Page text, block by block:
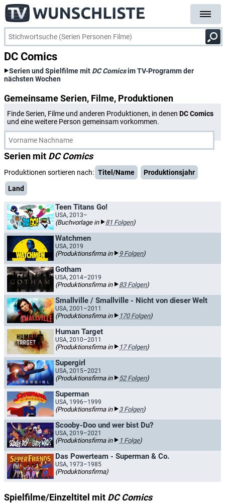
DC Comics
Serien und Spielfilme mit DC Comicsim TV-Programm der
nächsten Wochen
Gemeinsame Serien, Filme, Produktionen
Finde Serien, Filme und anderen Produktionen, in denen DC Comics
und eine weitere Person gemeinsam vorkommen.
Serien mit DC Comics
Produktionen sortieren nach: Titel/Name
Produktionsjahr
Land
Teen Titans Go!
USA, 2013–
(Buchvorlage in 81 Folgen)
Watchmen
USA, 2019
(Produktionsfirma in 9 Folgen)
Gotham
USA, 2014–2019
(Produktionsfirma in 83 Folgen)
Smallville / Smallville - Nicht von dieser Welt
USA, 2001–2011
(Produktionsfirma in 170 Folgen)
Human Target
USA, 2010–2011
(Produktionsfirma in 17 Folgen)
Supergirl
USA, 2015–2021
(Produktionsfirma in 52 Folgen)
Superman
USA, 1996–1999
(Produktionsfirma in 3 Folgen)
Scooby-Doo und wer bist Du?
USA, 2019–2021
(Produktionsfirma in 1 Folge)
Das Powerteam - Superman & Co.
USA, 1973–1985
(Produktionsfirma)
Spielfilme/Einzeltitel mit DC Comics